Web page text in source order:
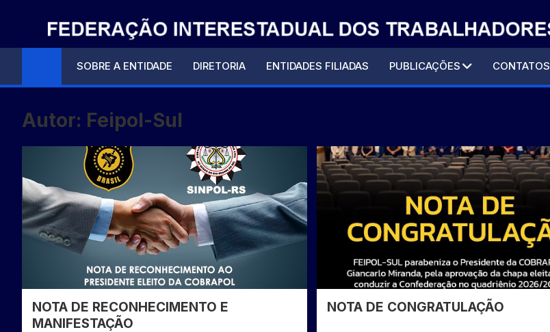
SOBRE A ENTIDADE
DIRETORIA ENTIDADES FILIADAS PUBLICAÇÕES CONTATOS
Autor: Feipol-Sul
NOTA DE RECONHECIMENTO E
MANIFESTAÇÃO
NOTA DE CONGRATULAÇÃO